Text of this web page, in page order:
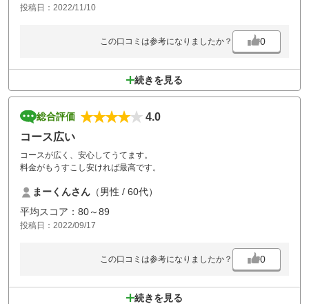
投稿日：2022/11/10
この口コミは参考になりましたか？ 0
続きを見る
総合評価
4.0
コース広い
コースが広く、安心してうてます。
料金がもうすこし安ければ最高です。
まーくんさん （男性 / 60代）
平均スコア：80～89
投稿日：2022/09/17
この口コミは参考になりましたか？ 0
続きを見る